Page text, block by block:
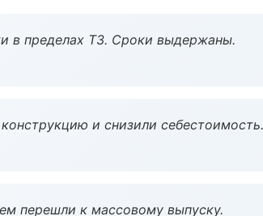
в пределах ТЗ. Сроки выдержаны.
и снизили себестоимость.
перешли к массовому выпуску.